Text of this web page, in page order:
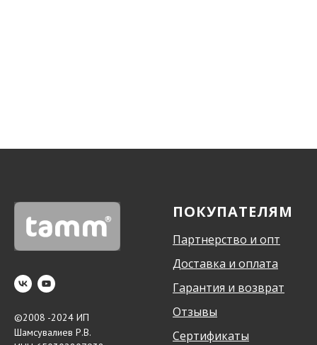
©2008 -2024 ИП
Шамсувалиев Р.В.
ПОКУПАТЕЛЯМ
Партнерство и опт
Доставка и оплата
Гарантия и возврат
Отзывы
Сертификаты